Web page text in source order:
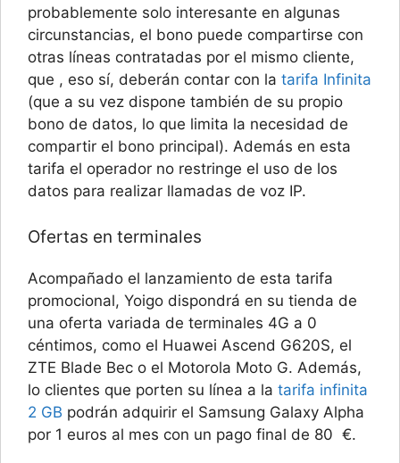
probablemente solo interesante en algunas
circunstancias, el bono puede compartirse con
otras líneas contratadas por el mismo cliente,
que , eso sí, deberán contar con la tarifa Infinita
(que a su vez dispone también de su propio
bono de datos, lo que limita la necesidad de
compartir el bono principal). Además en esta
tarifa el operador no restringe el uso de los
datos para realizar llamadas de voz IP.
Ofertas en terminales
Acompañado el lanzamiento de esta tarifa
promocional, Yoigo dispondrá en su tienda de
una oferta variada de terminales 4G a 0
céntimos, como el Huawei Ascend G620S, el
ZTE Blade Bec o el Motorola Moto G. Además,
lo clientes que porten su línea a la tarifa infinita
2 GB podrán adquirir el Samsung Galaxy Alpha
por 1 euros al mes con un pago final de 80 €.